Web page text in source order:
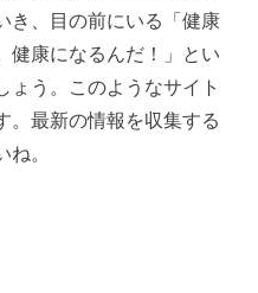
き、目の前にいる「健康
健康になるんだ！」とい
ょう。このようなサイト
。最新の情報を収集する
ね。